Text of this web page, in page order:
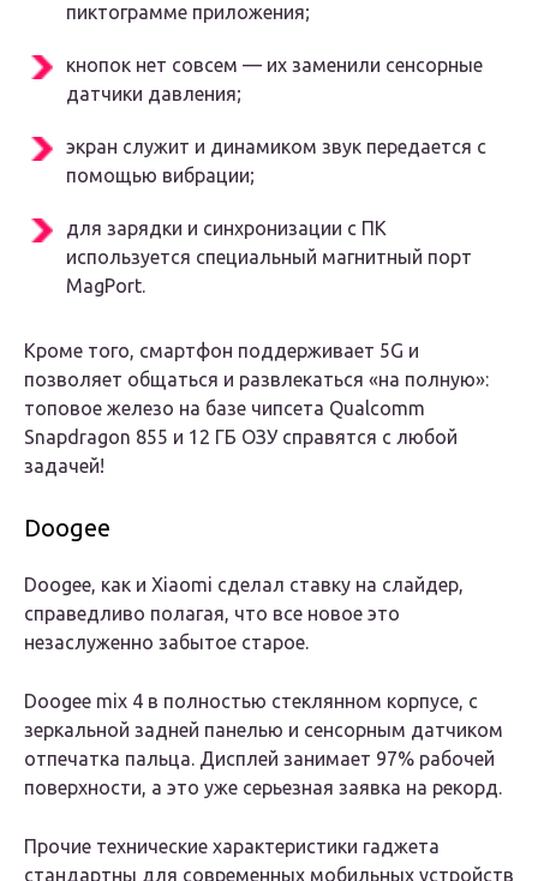
пиктограмме приложения;
кнопок нет совсем — их заменили сенсорные
датчики давления;
экран служит и динамиком звук передается с
помощью вибрации;
для зарядки и синхронизации с ПК
используется специальный магнитный порт
MagPort.
Кроме того, смартфон поддерживает 5G и
позволяет общаться и развлекаться «на полную»:
топовое железо на базе чипсета Qualcomm
Snapdragon 855 и 12 ГБ ОЗУ справятся с любой
задачей!
Doogee
Doogee, как и Xiaomi сделал ставку на слайдер,
справедливо полагая, что все новое это
незаслуженно забытое старое.
Doogee mix 4 в полностью стеклянном корпусе, с
зеркальной задней панелью и сенсорным датчиком
отпечатка пальца. Дисплей занимает 97% рабочей
поверхности, а это уже серьезная заявка на рекорд.
Прочие технические характеристики гаджета
стандартны для современных мобильных устройств